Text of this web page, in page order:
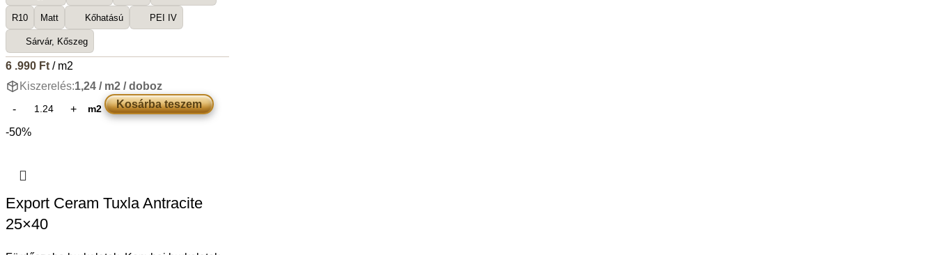
R10 Matt Kőhatású PEI IV
Sárvár, Kőszeg
6 .990 Ft/ m2
Kiszerelés:1,24 / m2 / doboz
m2 Kosárba teszem
-50%
Export Ceram Tuxla Antracite
25×40